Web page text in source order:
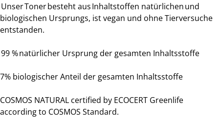
UnserTonerbesteht ausInhaltstoffen natürlichen und
biologischen Ursprungs, ist vegan und ohne Tierversuche
entstanden.
99 %natürlicher Ursprung der gesamten Inhaltsstoffe
7% biologischer Anteil der gesamten Inhaltsstoffe
COSMOS NATURAL certified by ECOCERT Greenlife
according to COSMOS Standard.